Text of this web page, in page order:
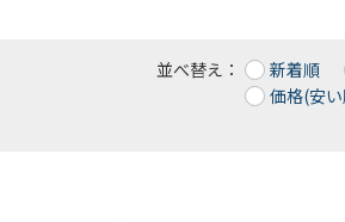
並べ替え：
新着順
価格(安